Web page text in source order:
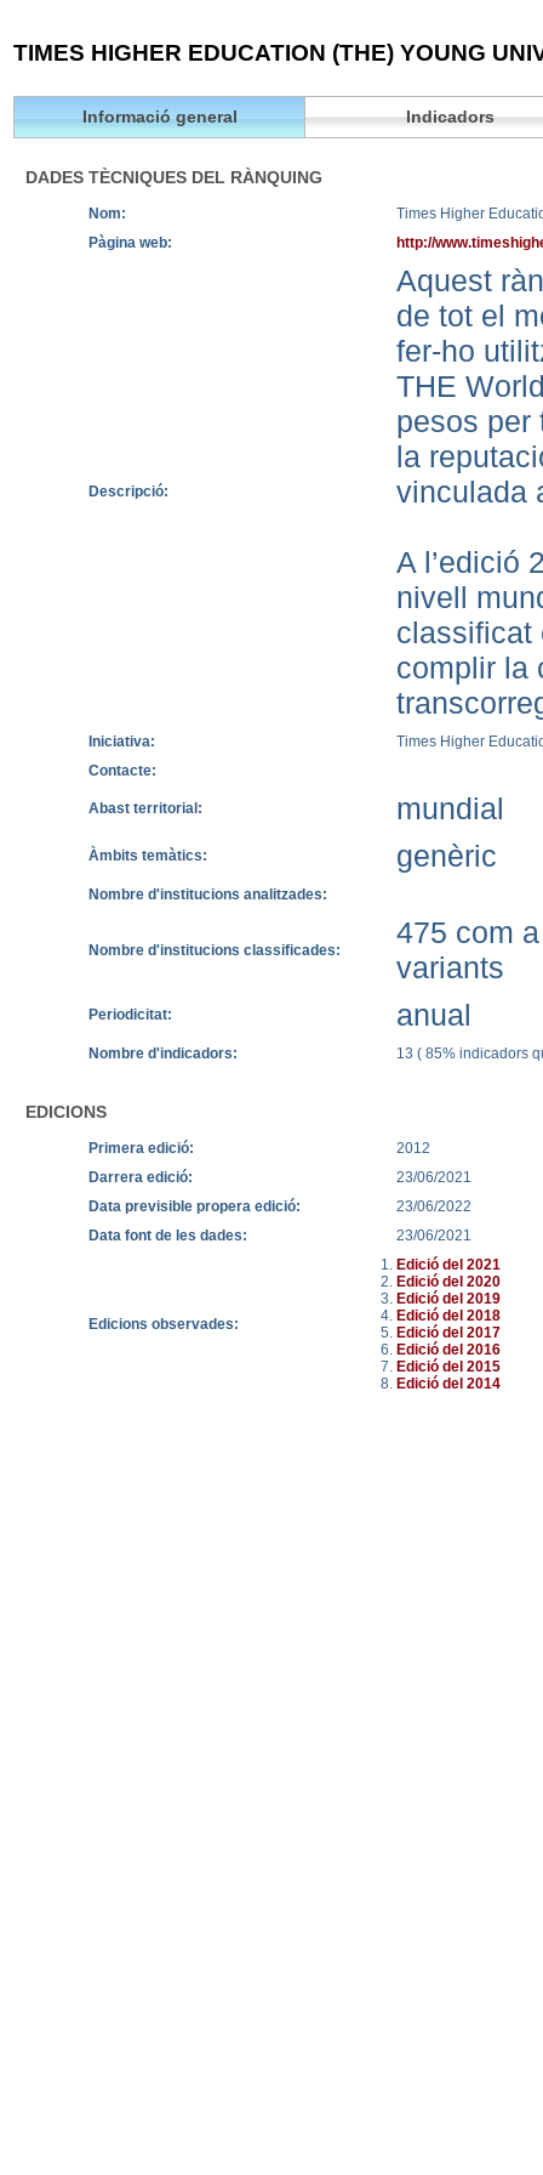
TIMES HIGHER EDUCATION (THE) YOUNG
Informació general Indicadors
DADES TÈCNIQUES DEL RÀNQUING
Nom:
Times Higher
Pàgina web:
http://
Descripció:
Aquest
de tot el
fer-ho
THE
pesos per
la
vinculada
A l’edició
nivell
classificat
complir la
Iniciativa:
Times Higher
Contacte:
Abast territorial: mundial
Àmbits temàtics: genèric
Nombre d'institucions analitzades:
Nombre d'institucions classificades:
475 com
variants
Periodicitat: anual
Nombre d'indicadors: 13 ( 85% indicadors
EDICIONS
Primera edició:
2012
Darrera edició:
23/06/2021
Data previsible propera edició:
23/06/2022
Data font de les dades:
23/06/2021
Edicions observades:
Edició del 2021
Edició del 2020
Edició del 2019
Edició del 2018
Edició del 2017
Edició del 2016
Edició del 2015
Edició del 2014